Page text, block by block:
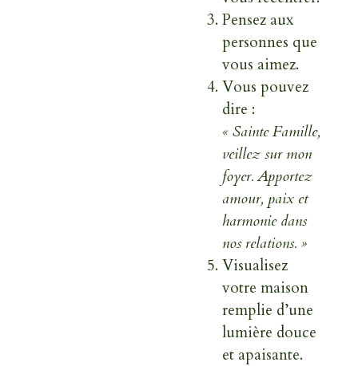
Pensez aux
personnes que
vous aimez.
Vous pouvez
dire :
« Sainte Famille,
veillez sur mon
foyer. Apportez
amour, paix et
harmonie dans
nos relations. »
Visualisez
votre maison
remplie d’une
lumière douce
et apaisante.